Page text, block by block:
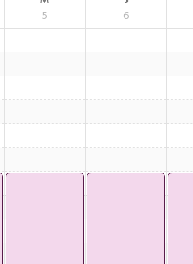
5
6